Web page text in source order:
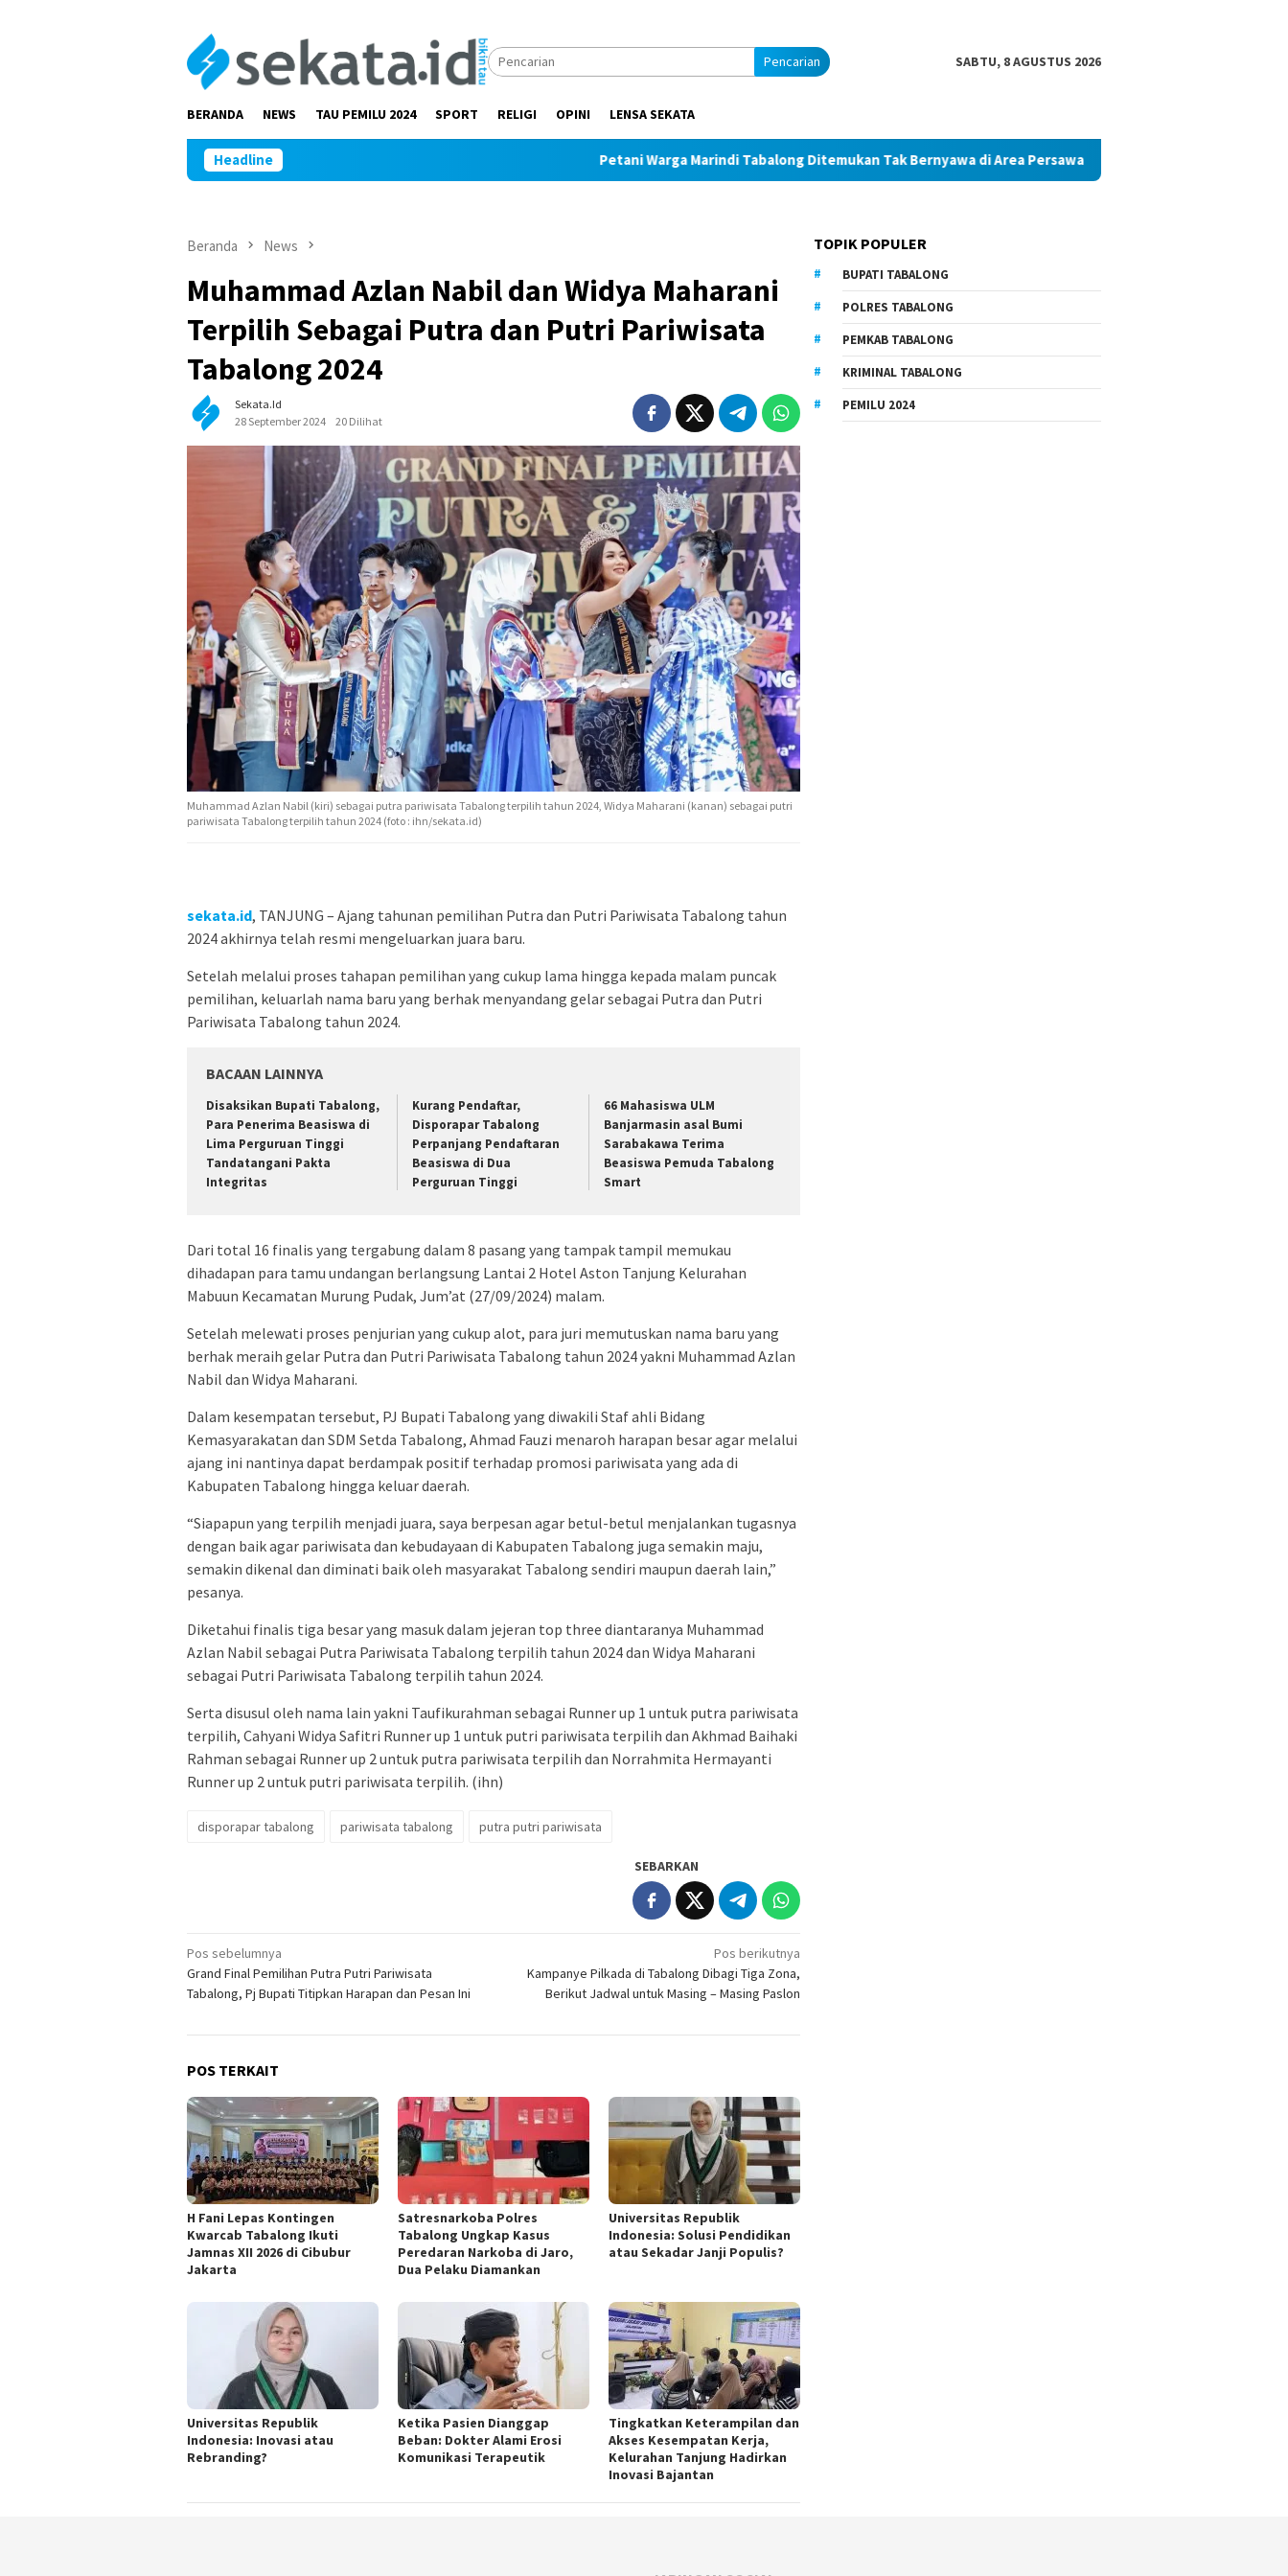
Pencarian SABTU, 8 AGUSTUS 2026
BERANDA NEWS TAU PEMILU 2024 SPORT RELIGI OPINI LENSA SEKATA
Headline Petani Warga Marindi Tabalong Ditemukan Tak Bernyawa di Area Persawahan
Beranda News
Muhammad Azlan Nabil dan Widya Maharani
Terpilih Sebagai Putra dan Putri Pariwisata
Tabalong 2024
Sekata.id
28 September 2024
20 Dilihat
Muhammad Azlan Nabil (kiri) sebagai putra pariwisata Tabalong terpilih tahun 2024, Widya Maharani (kanan) sebagai putri
pariwisata Tabalong terpilih tahun 2024 (foto : ihn/sekata.id)
sekata.id, TANJUNG – Ajang tahunan pemilihan Putra dan Putri Pariwisata Tabalong tahun
2024 akhirnya telah resmi mengeluarkan juara baru.
Setelah melalui proses tahapan pemilihan yang cukup lama hingga kepada malam puncak
pemilihan, keluarlah nama baru yang berhak menyandang gelar sebagai Putra dan Putri
Pariwisata Tabalong tahun 2024.
BACAAN LAINNYA
Disaksikan Bupati Tabalong,
Para Penerima Beasiswa di
Lima Perguruan Tinggi
Tandatangani Pakta
Integritas
Kurang Pendaftar,
Disporapar Tabalong
Perpanjang Pendaftaran
Beasiswa di Dua
Perguruan Tinggi
66 Mahasiswa ULM
Banjarmasin asal Bumi
Sarabakawa Terima
Beasiswa Pemuda Tabalong
Smart
Dari total 16 finalis yang tergabung dalam 8 pasang yang tampak tampil memukau
dihadapan para tamu undangan berlangsung Lantai 2 Hotel Aston Tanjung Kelurahan
Mabuun Kecamatan Murung Pudak, Jum’at (27/09/2024) malam.
Setelah melewati proses penjurian yang cukup alot, para juri memutuskan nama baru yang
berhak meraih gelar Putra dan Putri Pariwisata Tabalong tahun 2024 yakni Muhammad Azlan
Nabil dan Widya Maharani.
Dalam kesempatan tersebut, PJ Bupati Tabalong yang diwakili Staf ahli Bidang
Kemasyarakatan dan SDM Setda Tabalong, Ahmad Fauzi menaroh harapan besar agar melalui
ajang ini nantinya dapat berdampak positif terhadap promosi pariwisata yang ada di
Kabupaten Tabalong hingga keluar daerah.
“Siapapun yang terpilih menjadi juara, saya berpesan agar betul-betul menjalankan tugasnya
dengan baik agar pariwisata dan kebudayaan di Kabupaten Tabalong juga semakin maju,
semakin dikenal dan diminati baik oleh masyarakat Tabalong sendiri maupun daerah lain,”
pesanya.
Diketahui finalis tiga besar yang masuk dalam jejeran top three diantaranya Muhammad
Azlan Nabil sebagai Putra Pariwisata Tabalong terpilih tahun 2024 dan Widya Maharani
sebagai Putri Pariwisata Tabalong terpilih tahun 2024.
Serta disusul oleh nama lain yakni Taufikurahman sebagai Runner up 1 untuk putra pariwisata
terpilih, Cahyani Widya Safitri Runner up 1 untuk putri pariwisata terpilih dan Akhmad Baihaki
Rahman sebagai Runner up 2 untuk putra pariwisata terpilih dan Norrahmita Hermayanti
Runner up 2 untuk putri pariwisata terpilih. (ihn)
disporapar tabalong pariwisata tabalong putra putri pariwisata
SEBARKAN
Navigasi
pos
Pos sebelumnya
Grand Final Pemilihan Putra Putri Pariwisata
Tabalong, Pj Bupati Titipkan Harapan dan Pesan Ini
Pos berikutnya
Kampanye Pilkada di Tabalong Dibagi Tiga Zona,
Berikut Jadwal untuk Masing – Masing Paslon
POS TERKAIT
H Fani Lepas Kontingen
Kwarcab Tabalong Ikuti
Jamnas XII 2026 di Cibubur
Jakarta
Satresnarkoba Polres
Tabalong Ungkap Kasus
Peredaran Narkoba di Jaro,
Dua Pelaku Diamankan
Universitas Republik
Indonesia: Solusi Pendidikan
atau Sekadar Janji Populis?
Universitas Republik
Indonesia: Inovasi atau
Rebranding?
Ketika Pasien Dianggap
Beban: Dokter Alami Erosi
Komunikasi Terapeutik
Tingkatkan Keterampilan dan
Akses Kesempatan Kerja,
Kelurahan Tanjung Hadirkan
Inovasi Bajantan
TOPIK POPULER
BUPATI TABALONG
POLRES TABALONG
PEMKAB TABALONG
KRIMINAL TABALONG
PEMILU 2024